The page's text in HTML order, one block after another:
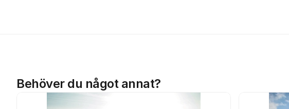
Behöver du något annat?